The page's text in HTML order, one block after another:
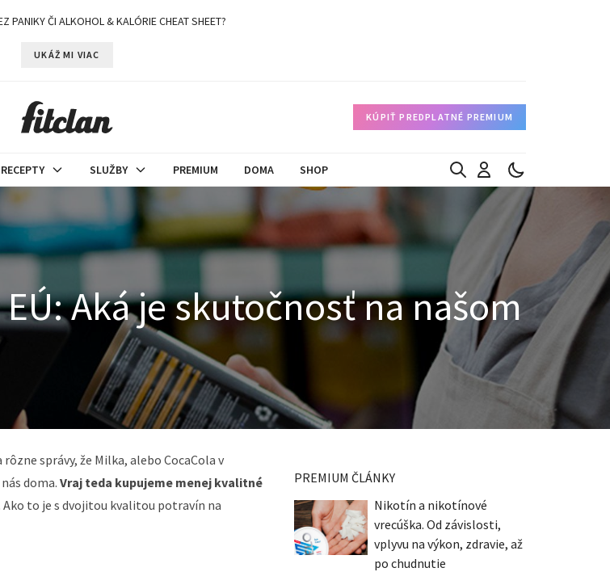
PANIKY ČI ALKOHOL & KALÓRIE CHEAT SHEET?
UKÁŽ MI VIAC
KÚPIŤ PREDPLATNÉ PREMIUM
RECEPTY SLUŽBY PREMIUM DOMA SHOP
Aká je skutočnosť na našom
správy, že Milka, alebo CocaCola v
doma. Vraj teda kupujeme menej kvalitné
Ako to je s dvojitou kvalitou potravín na
PREMIUM ČLÁNKY
Nikotín a nikotínové
vrecúška. Od závislosti,
vplyvu na výkon, zdravie, až
po chudnutie